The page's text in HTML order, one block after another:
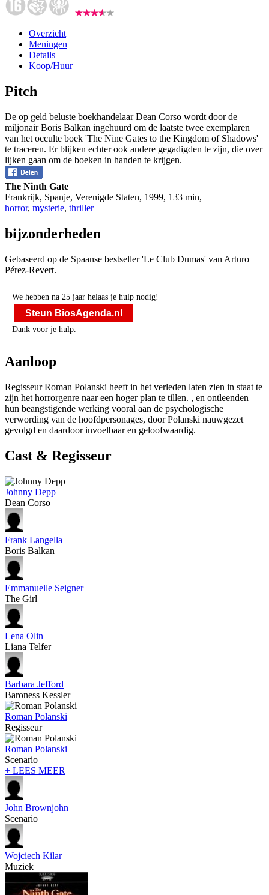
Overzicht
Meningen
Details
Koop/Huur
Pitch
De op geld beluste boekhandelaar Dean Corso wordt door de
miljonair Boris Balkan ingehuurd om de laatste twee exemplaren
van het occulte boek 'The Nine Gates to the Kingdom of Shadows'
te traceren. Er blijken echter ook andere gegadigden te zijn, die over
lijken gaan om de boeken in handen te krijgen.
The Ninth Gate
Frankrijk, Spanje, Verenigde Staten, 1999, 133 min,
horror, mysterie, thriller
bijzonderheden
Gebaseerd op de Spaanse bestseller 'Le Club Dumas' van Arturo
Pérez-Revert.
We hebben na 25 jaar helaas je hulp nodig!
Steun BiosAgenda.nl
Dank voor je hulp.
Aanloop
Regisseur Roman Polanski heeft in het verleden laten zien in staat te
zijn het horrorgenre naar een hoger plan te tillen. , en ontleenden
hun beangstigende werking vooral aan de psychologische
verwording van de hoofdpersonages, door Polanski nauwgezet
gevolgd en daardoor invoelbaar en geloofwaardig.
Cast & Regisseur
Johnny Depp
Dean Corso
Frank Langella
Boris Balkan
Emmanuelle Seigner
The Girl
Lena Olin
Liana Telfer
Barbara Jefford
Baroness Kessler
Roman Polanski
Regisseur
Roman Polanski
Scenario
+ LEES MEER
John Brownjohn
Scenario
Wojciech Kilar
Muziek